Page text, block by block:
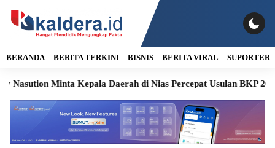
BERANDA BERITA TERKINI BISNIS BERITA VIRAL SUPORTER
Minta Kepala Daerah di Nias Percepat Usulan BKP 2027